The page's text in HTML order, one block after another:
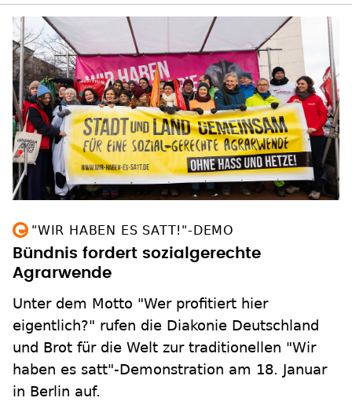
"WIR HABEN ES SATT!"-DEMO
Bündnis fordert sozialgerechte
Agrarwende
Unter dem Motto "Wer profitiert hier
eigentlich?" rufen die Diakonie Deutschland
und Brot für die Welt zur traditionellen "Wir
haben es satt"-Demonstration am 18. Januar
in Berlin auf.